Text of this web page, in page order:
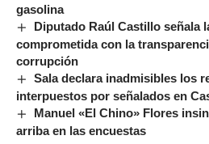
gasolina
Diputado Raúl Castillo señala
comprometida con la
corrupción
Sala declara inadmisibles los
interpuestos por señalados en
Manuel «El Chino» Flores
arriba en las encuestas